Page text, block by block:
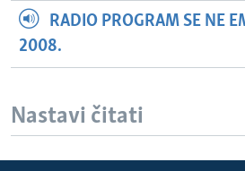
RADIO PROGRAM SE NE
2008.
Nastavi čitati